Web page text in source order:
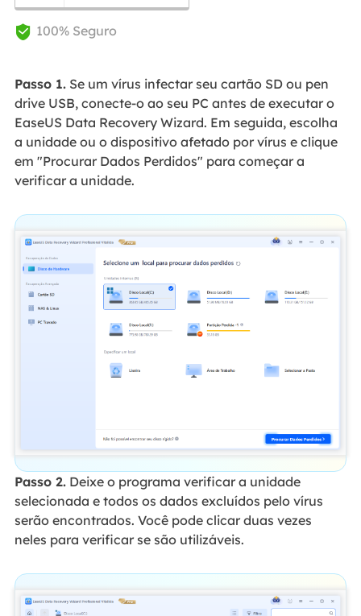
 100% Seguro
Passo 1.Se um vírus infectar seu cartão SD ou pen
drive USB, conecte-o ao seu PC antes de executar o
EaseUS Data Recovery Wizard. Em seguida, escolha
a unidade ou o dispositivo afetado por vírus e clique
em "Procurar Dados Perdidos" para começar a
verificar a unidade.
Passo 2.Deixe o programa verificar a unidade
selecionada e todos os dados excluídos pelo vírus
serão encontrados. Você pode clicar duas vezes
neles para verificar se são utilizáveis.